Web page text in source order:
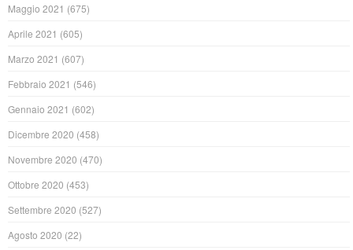
Maggio 2021 (675)
Aprile 2021 (605)
Marzo 2021 (607)
Febbraio 2021 (546)
Gennaio 2021 (602)
Dicembre 2020 (458)
Novembre 2020 (470)
Ottobre 2020 (453)
Settembre 2020 (527)
Agosto 2020 (22)